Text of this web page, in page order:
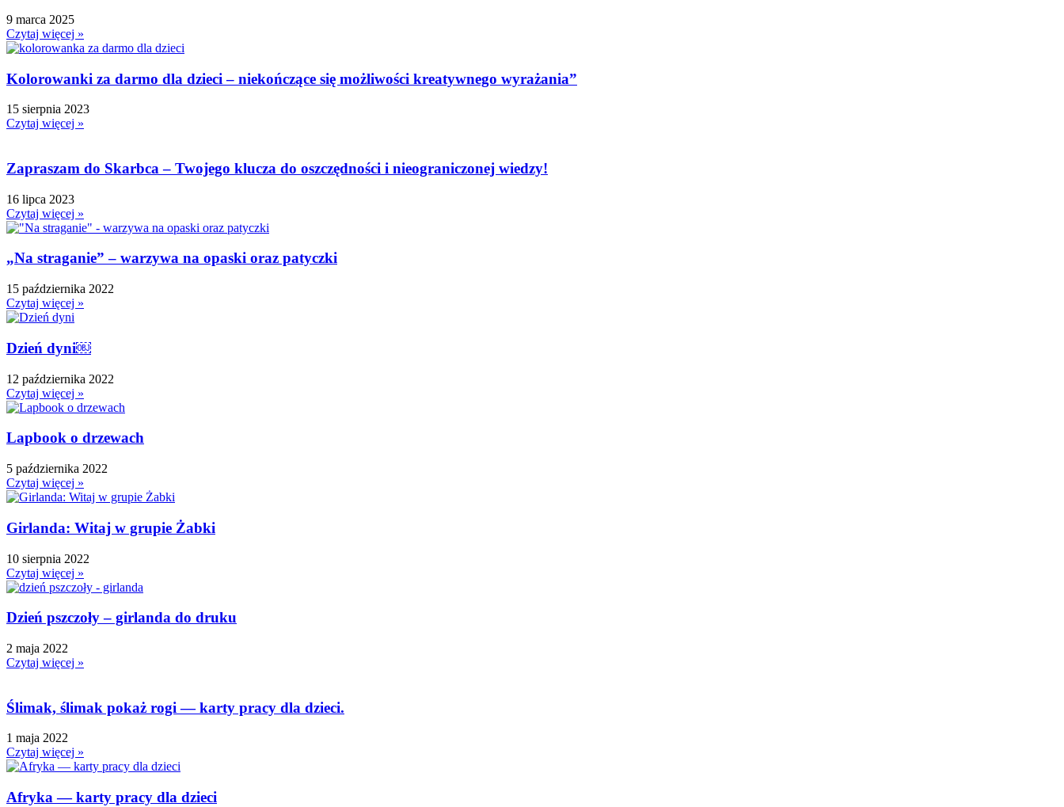
9 marca 2025
Czytaj więcej »
Kolorowanki za darmo dla dzieci – niekończące się możliwości kreatywnego wyrażania”
15 sierpnia 2023
Czytaj więcej »
Zapraszam do Skarbca – Twojego klucza do oszczędności i nieograniczonej wiedzy!
16 lipca 2023
Czytaj więcej »
„Na straganie” – warzywa na opaski oraz patyczki
15 października 2022
Czytaj więcej »
Dzień dyni￼
12 października 2022
Czytaj więcej »
Lapbook o drzewach
5 października 2022
Czytaj więcej »
Girlanda: Witaj w grupie Żabki
10 sierpnia 2022
Czytaj więcej »
Dzień pszczoły – girlanda do druku
2 maja 2022
Czytaj więcej »
Ślimak, ślimak pokaż rogi — karty pracy dla dzieci.
1 maja 2022
Czytaj więcej »
Afryka — karty pracy dla dzieci